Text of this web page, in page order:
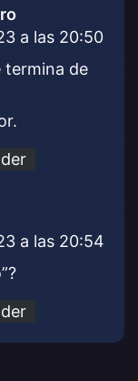
a las 20:50
termina de
a las 20:54